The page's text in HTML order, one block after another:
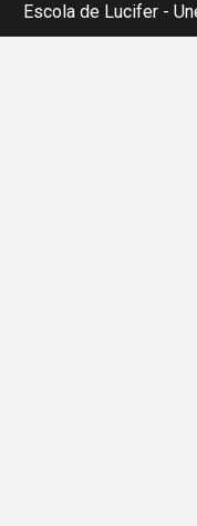
Escola de Lucifer -